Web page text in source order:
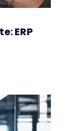
ERP